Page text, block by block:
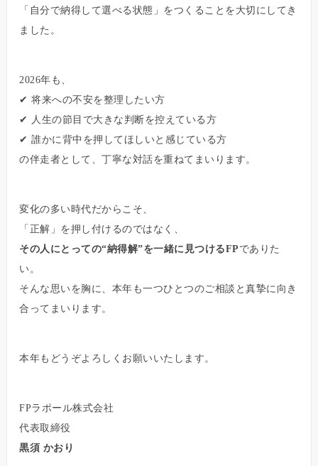
「自分で納得して選べる状態」をつくることを大切にしてき
ました。
2026年も、
✔ 将来への不安を整理したい方
✔ 人生の節目で大きな判断を控えている方
✔ 誰かに背中を押してほしいと感じている方
の伴走者として、丁寧な対話を重ねてまいります。
変化の多い時代だからこそ、
「正解」を押し付けるのではなく、
その人にとっての“納得解”を一緒に見つけるFP でありた
い。
そんな思いを胸に、本年も一つひとつのご相談と真摯に向き
合ってまいります。
本年もどうぞよろしくお願いいたします。
FPラポール株式会社
代表取締役
黒須 かおり